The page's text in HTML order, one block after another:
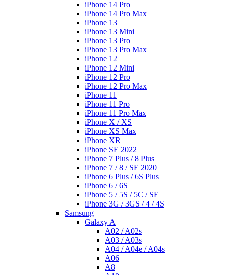
iPhone 14 Pro
iPhone 14 Pro Max
iPhone 13
iPhone 13 Mini
iPhone 13 Pro
iPhone 13 Pro Max
iPhone 12
iPhone 12 Mini
iPhone 12 Pro
iPhone 12 Pro Max
iPhone 11
iPhone 11 Pro
iPhone 11 Pro Max
iPhone X / XS
iPhone XS Max
iPhone XR
iPhone SE 2022
iPhone 7 Plus / 8 Plus
iPhone 7 / 8 / SE 2020
iPhone 6 Plus / 6S Plus
iPhone 6 / 6S
iPhone 5 / 5S / 5C / SE
iPhone 3G / 3GS / 4 / 4S
Samsung
Galaxy A
A02 / A02s
A03 / A03s
A04 / A04e / A04s
A06
A8